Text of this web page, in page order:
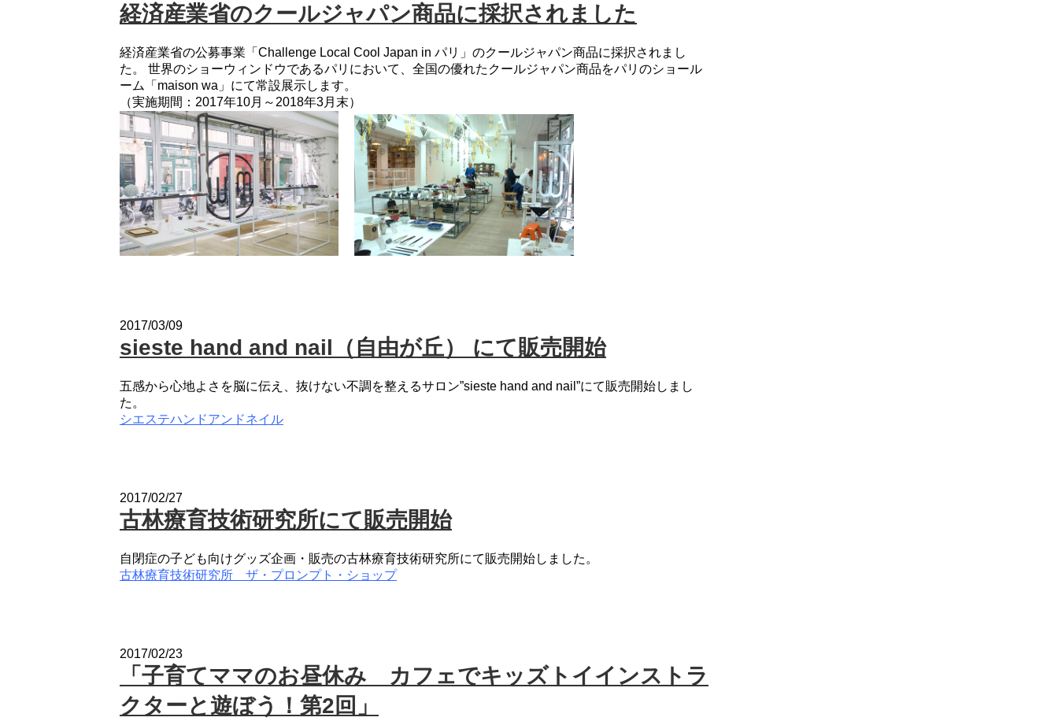
経済産業省のクールジャパン商品に採択されました
経済産業省の公募事業「Challenge Local Cool Japan in パリ」のクールジャパン商品に採択されまし
た。 世界のショーウィンドウであるパリにおいて、全国の優れたクールジャパン商品をパリのショール
ーム「maison wa」にて常設展示します。
（実施期間：2017年10月～2018年3月末）
2017/03/09
sieste hand and nail（自由が丘） にて販売開始
五感から心地よさを脳に伝え、抜けない不調を整えるサロン”sieste hand and nail”にて販売開始しまし
た。
シエステハンドアンドネイル
2017/02/27
古林療育技術研究所にて販売開始
自閉症の子ども向けグッズ企画・販売の古林療育技術研究所にて販売開始しました。
古林療育技術研究所 ザ・プロンプト・ショップ
2017/02/23
「子育てママのお昼休み カフェでキッズトイインストラ
クターと遊ぼう！第2回」